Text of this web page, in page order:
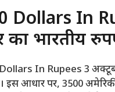
Dollars In
का भारतीय
In Rupees 3 अक्टूबर
इस आधार पर, 3500